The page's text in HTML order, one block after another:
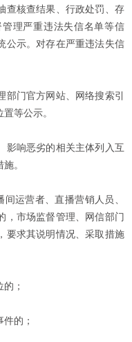
查核查结果、行政处罚、存
理严重违法失信名单等信
公示。对存在严重违法失信
门官方网站、网络搜索引
等公示。
影响恶劣的相关主体列入互
。
运营者、直播营销人员、
，市场监督管理、网信部门
要求其说明情况、采取措施
；
的；